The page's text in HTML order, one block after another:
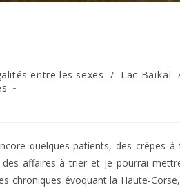
entre les sexes / Lac Baïkal
quelques patients, des crêpes
affaires à trier et je pourrai
chroniques évoquant la Haute-